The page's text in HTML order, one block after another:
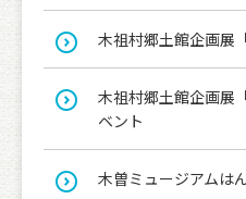
木祖村郷土館企画展
木祖村郷土館企画展
ベント
木曽ミュージアムは